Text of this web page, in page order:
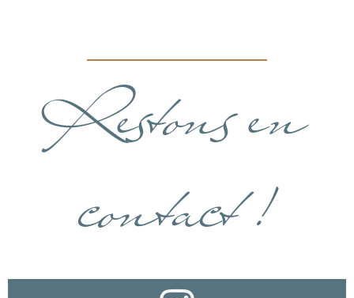
Restons en
contact !